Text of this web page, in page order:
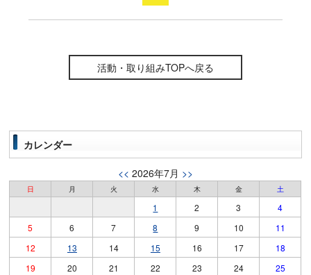
活動・取り組みTOPへ戻る
カレンダー
<< 2026年7月 >>
日 月 火 水 木 金 土
1 2 3
4
5
6 7 8 9 10
11
12
13 14 15 16 17
18
19
20 21 22 23 24
25